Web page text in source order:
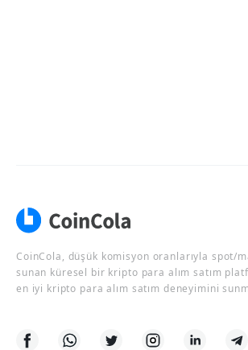
CoinCola, düşük komisyon oranlarıyla
sunan küresel bir kripto para alım satım
en iyi kripto para alım satım deneyimini